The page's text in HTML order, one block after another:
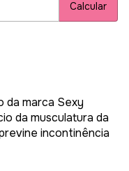
Calcular
da marca Sexy
da musculatura da
incontinência